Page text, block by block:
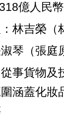
億人民幣
林吉榮（
琴（張庭
事貨物及
涵蓋化妝